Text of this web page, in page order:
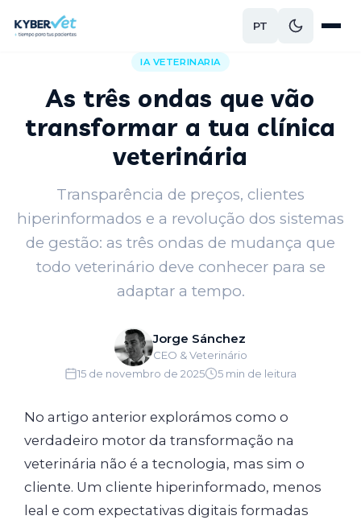
PT
Voltar ao blog
IA VETERINARIA
As três ondas que vão
transformar a tua clínica
veterinária
Transparência de preços, clientes
hiperinformados e a revolução dos sistemas
de gestão: as três ondas de mudança que
todo veterinário deve conhecer para se
adaptar a tempo.
Jorge Sánchez
CEO & Veterinário
15 de novembro de 2025
5 min de leitura
No artigo anterior explorámos como o
verdadeiro motor da transformação na
veterinária não é a tecnologia, mas sim o
cliente. Um cliente hiperinformado, menos
leal e com expectativas digitais formadas